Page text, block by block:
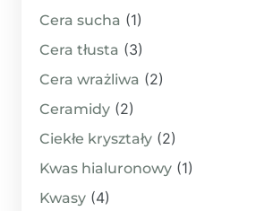
Cera sucha (1)
Cera tłusta (3)
Cera wrażliwa (2)
Ceramidy (2)
Ciekłe kryształy (2)
Kwas hialuronowy (1)
Kwasy (4)